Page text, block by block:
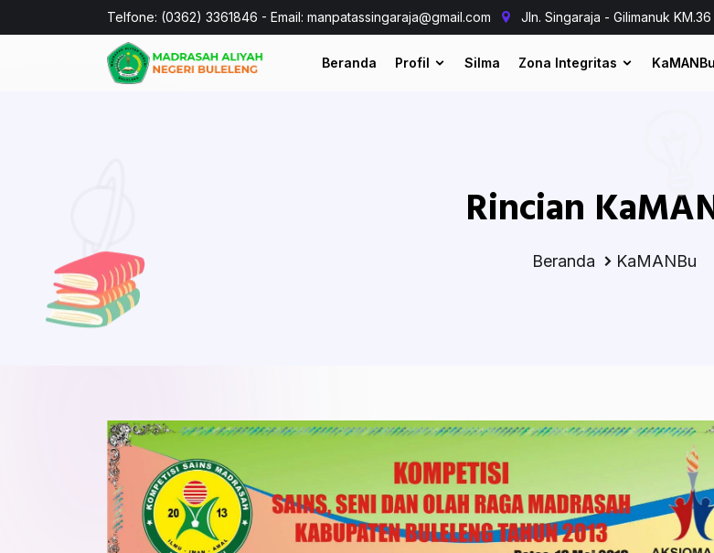
Telfone: (0362) 3361846 - Email: manpatassingaraja@gmail.com Jln. Singaraja - Gilimanuk
Beranda Profil Silma Zona Integritas KaMANBu
Rincian
Beranda KaMANBu